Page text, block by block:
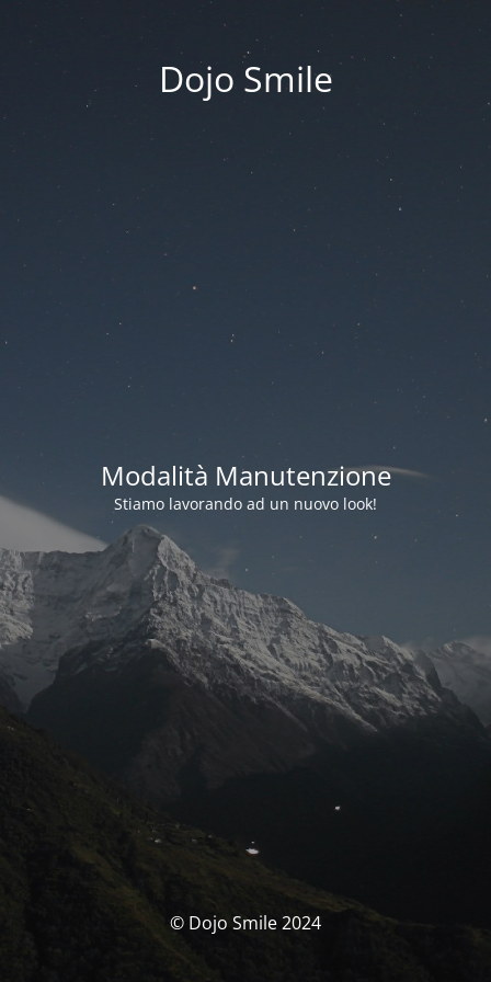
Dojo Smile
Modalità Manutenzione
Stiamo lavorando ad un nuovo look!
© Dojo Smile 2024